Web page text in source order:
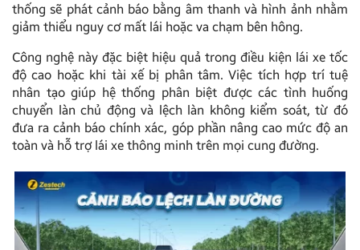
thống sẽ phát cảnh báo bằng âm thanh và hình ảnh nhằm
giảm thiểu nguy cơ mất lái hoặc va chạm bên hông.
Công nghệ này đặc biệt hiệu quả trong điều kiện lái xe tốc
độ cao hoặc khi tài xế bị phân tâm. Việc tích hợp trí tuệ
nhân tạo giúp hệ thống phân biệt được các tình huống
chuyển làn chủ động và lệch làn không kiểm soát, từ đó
đưa ra cảnh báo chính xác, góp phần nâng cao mức độ an
toàn và hỗ trợ lái xe thông minh trên mọi cung đường.